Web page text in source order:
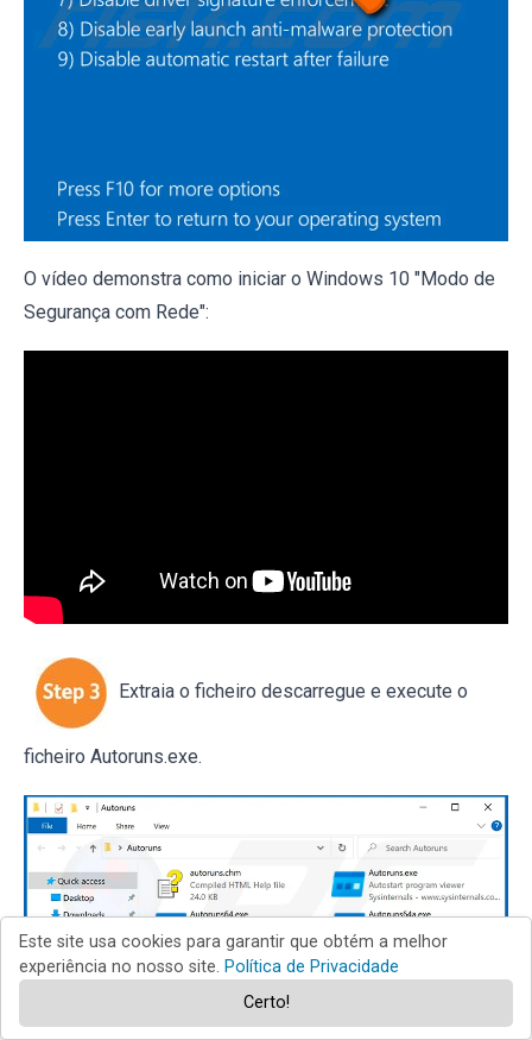
O vídeo demonstra como iniciar o Windows 10 "Modo de
Segurança com Rede":
Extraia o ficheiro descarregue e execute o
ficheiro Autoruns.exe.
Este site usa cookies para garantir que obtém a melhor
experiência no nosso site. Política de Privacidade
Certo!